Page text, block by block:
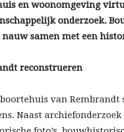
en woonomgeving
onderzoek.
samen met een
reconstrueren
van
Naast